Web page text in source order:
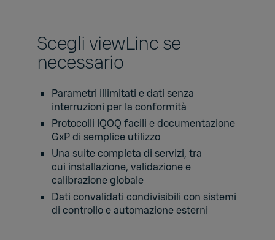
Scegli viewLinc se
necessario
Parametri illimitati e dati senza
interruzioni per la conformità
Protocolli IQOQ facili e documentazione
GxP di semplice utilizzo
Una suite completa di servizi, tra
cui installazione, validazione e
calibrazione globale
Dati convalidati condivisibili con sistemi
di controllo e automazione esterni